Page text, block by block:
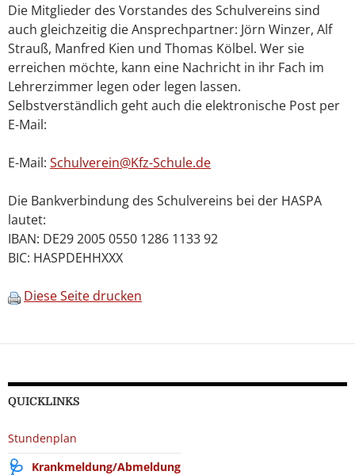
Die Mitglieder des Vorstandes des Schulvereins sind
auch gleichzeitig die Ansprechpartner: Jörn Winzer, Alf
Strauß, Manfred Kien und Thomas Kölbel. Wer sie
erreichen möchte, kann eine Nachricht in ihr Fach im
Lehrerzimmer legen oder legen lassen.
Selbstverständlich geht auch die elektronische Post per
E-Mail:
E-Mail: Schulverein@Kfz-Schule.de
Die Bankverbindung des Schulvereins bei der HASPA
lautet:
IBAN: DE29 2005 0550 1286 1133 92
BIC: HASPDEHHXXX
Diese Seite drucken
QUICKLINKS
Stundenplan
Krankmeldung/Abmeldung